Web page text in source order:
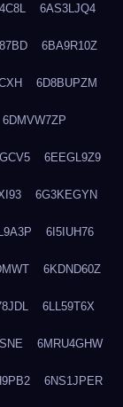
6AS3LJQ4
6BA9R10Z
6D8BUPZM
6DMVW7ZP
6EEGL9Z9
6G3KEGYN
6I5IUH76
6KDND60Z
6LL59T6X
6MRU4GHW
6NS1JPER